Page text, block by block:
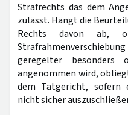
Strafrechts das dem
zulässt. Hängt die
Rechts davon ab,
geregelter besonders
angenommen wird,
dem Tatgericht, sofern
nicht sicher